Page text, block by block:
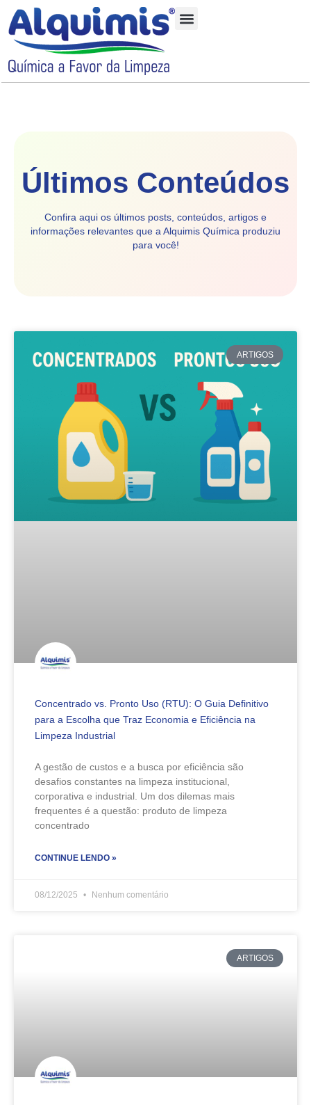
Últimos Conteúdos
Confira aqui os últimos posts, conteúdos, artigos e
informações relevantes que a Alquimis Química produziu
para você!
ARTIGOS
Concentrado vs. Pronto Uso (RTU): O Guia Definitivo
para a Escolha que Traz Economia e Eficiência na
Limpeza Industrial
A gestão de custos e a busca por eficiência são
desafios constantes na limpeza institucional,
corporativa e industrial. Um dos dilemas mais
frequentes é a questão: produto de limpeza
concentrado
CONTINUE LENDO »
08/12/2025 Nenhum comentário
ARTIGOS